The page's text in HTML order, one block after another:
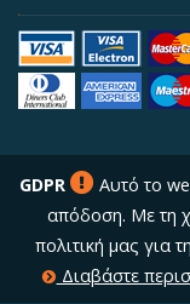
GDPR
Αυτό το
απόδοση. Με τη
πολιτική μας για
Διαβάστε